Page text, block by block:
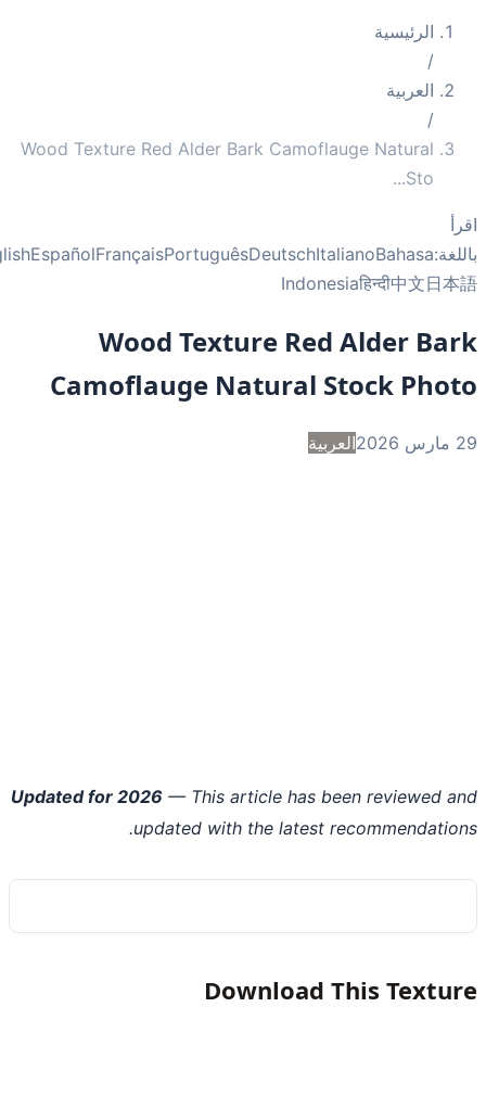
الرئيسية
العربية
Wood Texture Red Alder Bark Camoflauge Natural
...
EnglishEspañolFrançaisPortuguêsDeutschItalianoBahasa
Indonesiaहिन्दी中文日
Wood Texture Red Alder
Camoflauge Natural Stock
العربية
Updated for 2026 — This article has been reviewed
updated with the latest
Download This